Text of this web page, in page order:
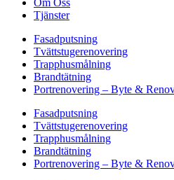
Tjänster
Fasadputsning
Tvättstugerenovering
Trapphusmålning
Brandtätning
Portrenovering – Byte &
Fasadputsning
Tvättstugerenovering
Trapphusmålning
Brandtätning
Portrenovering – Byte &